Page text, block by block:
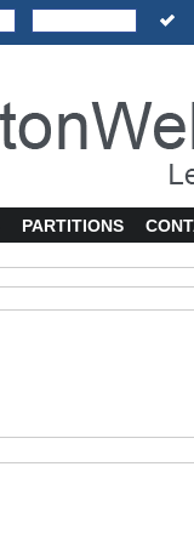
PARTITIONS